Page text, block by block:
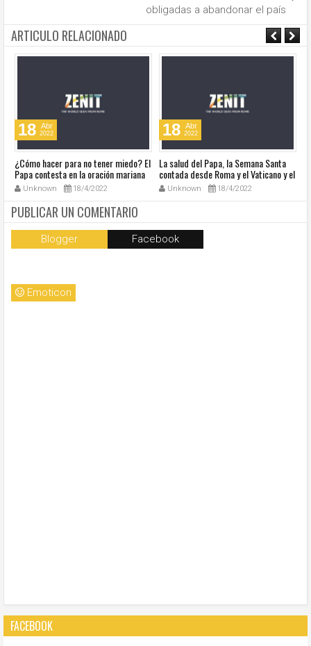
obligadas a abandonar el país
ARTICULO RELACIONADO
18 Abr
2022
¿Cómo hacer para no tener miedo? El
Papa contesta en la oración mariana
de este lunes en la Plaza de San
Pedro
Unknown 18/4/2022
18 Abr
2022
La salud del Papa, la Semana Santa
contada desde Roma y el Vaticano y el
resumen de noticias en audio
Unknown 18/4/2022
PUBLICAR UN COMENTARIO
Blogger Facebook
Emoticon
FACEBOOK